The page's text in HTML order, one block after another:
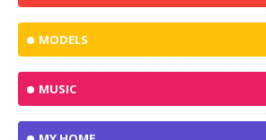
MODELS
MUSIC